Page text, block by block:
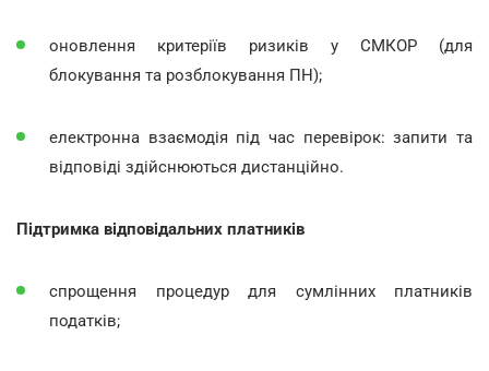
оновлення критеріїв ризиків у СМКОР (для
блокування та розблокування ПН);
електронна взаємодія під час перевірок: запити та
відповіді здійснюються дистанційно.
Підтримка відповідальних платників
спрощення процедур для сумлінних платників
податків;